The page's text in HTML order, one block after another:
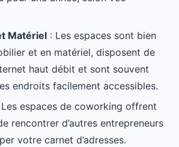
Matériel : Les espaces sont bien
et en matériel, disposent de
haut débit et sont souvent
endroits facilement accessibles.
Les espaces de coworking offrent
rencontrer d’autres entrepreneurs
votre carnet d’adresses.